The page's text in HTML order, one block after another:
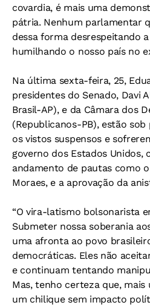
covardia, é mais uma
pátria. Nenhum parlamentar
dessa forma desrespeitando
humilhando o nosso país no
Na última sexta-feira, 25,
presidentes do Senado, Davi
Brasil-AP), e da Câmara dos
(Republicanos-PB), estão
os vistos suspensos e
governo dos Estados Unidos,
andamento de pautas como
Moraes, e a aprovação da
“O vira-latismo bolsonarista
Submeter nossa soberania
uma afronta ao povo
democráticas. Eles não
e continuam tentando
Mas, tenho certeza que, mais
um chilique sem impacto